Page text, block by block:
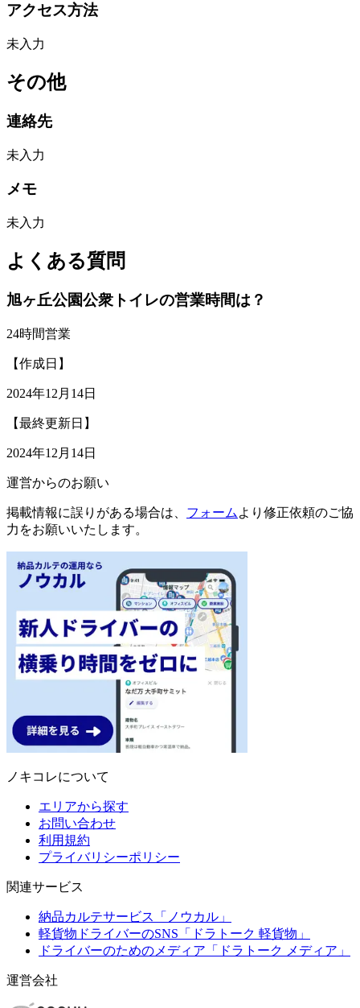
アクセス方法
未入力
その他
連絡先
未入力
メモ
未入力
よくある質問
旭ヶ丘公園公衆トイレの営業時間は？
24時間営業
【作成日】
2024年12月14日
【最終更新日】
2024年12月14日
運営からのお願い
掲載情報に誤りがある場合は、 フォーム より修正依頼のご協
力をお願いいたします。
ノキコレについて
エリアから探す
お問い合わせ
利用規約
プライバリシーポリシー
関連サービス
納品カルテサービス「ノウカル」
軽貨物ドライバーのSNS「ドラトーク 軽貨物」
ドライバーのためのメディア「ドラトーク メディア」
運営会社